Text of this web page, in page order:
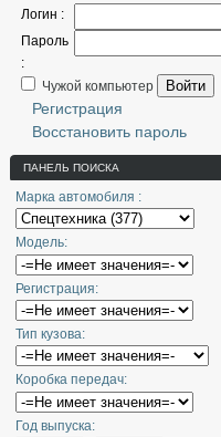
Логин :
Пароль
:
Чужой компьютер
Войти
Регистрация
Восстановить пароль
ПАНЕЛЬ ПОИСКА
Марка автомобиля :
Модель:
Регистрация:
Тип кузова:
Коробка передач:
Год выпуска: